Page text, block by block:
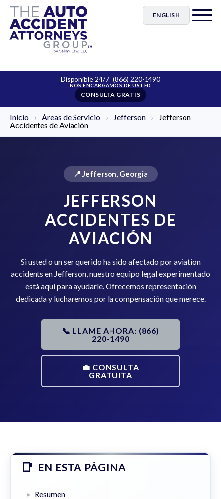
ENGLISH
Disponible 24/7 (866) 220-1490
CONSULTA GRATIS
Inicio › Áreas de Servicio › Jefferson ›
Jefferson
Accidentes de Aviación
📍 Jefferson, Georgia
JEFFERSON
ACCIDENTES DE
AVIACIÓN
Si usted o un ser querido ha sido afectado por aviation
accidents en Jefferson, nuestro equipo legal experimentado
está aquí para ayudarle. Ofrecemos representación
dedicada y lucharemos por la compensación que merece.
📞 LLAME AHORA: (866)
220-1490
💼 CONSULTA
GRATUITA
EN ESTA PÁGINA
Resumen